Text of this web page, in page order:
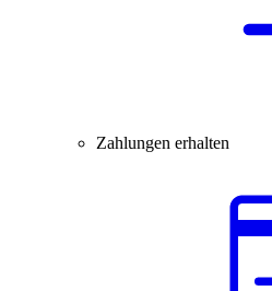
Zahlungen erhalten